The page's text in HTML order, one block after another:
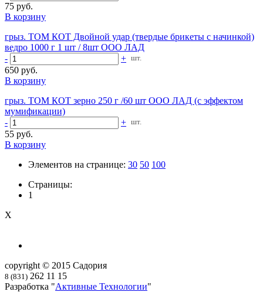
75 руб.
В корзину
грыз. ТОМ КОТ Двойной удар (твердые брикеты с начинкой)
ведро 1000 г 1 шт / 8шт ООО ЛАД
-
+ шт.
650 руб.
В корзину
грыз. ТОМ КОТ зерно 250 г /60 шт ООО ЛАД (с эффектом
мумификации)
-
+ шт.
55 руб.
В корзину
Элементов на странице: 30 50 100
Страницы:
1
X
copyright © 2015 Садория
8 (831) 262 11 15
Разработка "Активные Технологии"